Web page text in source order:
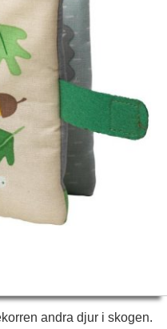
andra djur i skogen.